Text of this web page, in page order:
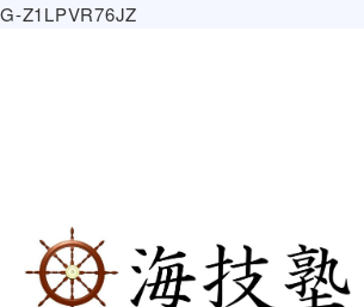
G-Z1LPVR76JZ